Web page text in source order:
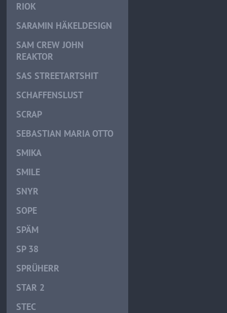
RIOK
SARAMIN HÄKELDESIGN
SAM CREW JOHN
REAKTOR
SAS STREETARTSHIT
SCHAFFENSLUST
SCRAP
SEBASTIAN MARIA OTTO
SMIKA
SMILE
SNYR
SOPE
SPÄM
SP 38
SPRÜHERR
STAR 2
STEC